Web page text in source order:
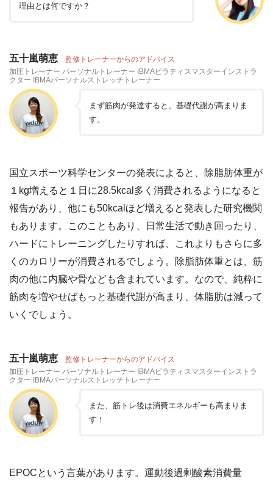
理由とは何ですか？
五十嵐萌恵 監修トレーナーからのアドバイス
加圧トレーナー パーソナルトレーナー IBMAピラティスマスターインストラ
クター IBMAパーソナルストレッチトレーナー
まず筋肉が発達すると、基礎代謝が高まりま
す。
国立スポーツ科学センターの発表によると、除脂肪体重が
１kg増えると１日に28.5kcal多く消費されるようになると
報告があり、他にも50kcalほど増えると発表した研究機関
もあります。このこともあり、日常生活で動き回ったり、
ハードにトレーニングしたりすれば、これよりもさらに多
くのカロリーが消費されるでしょう。除脂肪体重とは、筋
肉の他に内臓や骨なども含まれています。なので、純粋に
筋肉を増やせばもっと基礎代謝が高まり、体脂肪は減って
いくでしょう。
五十嵐萌恵 監修トレーナーからのアドバイス
加圧トレーナー パーソナルトレーナー IBMAピラティスマスターインストラ
クター IBMAパーソナルストレッチトレーナー
また、筋トレ後は消費エネルギーも高まりま
す！
EPOCという言葉があります。運動後過剰酸素消費量